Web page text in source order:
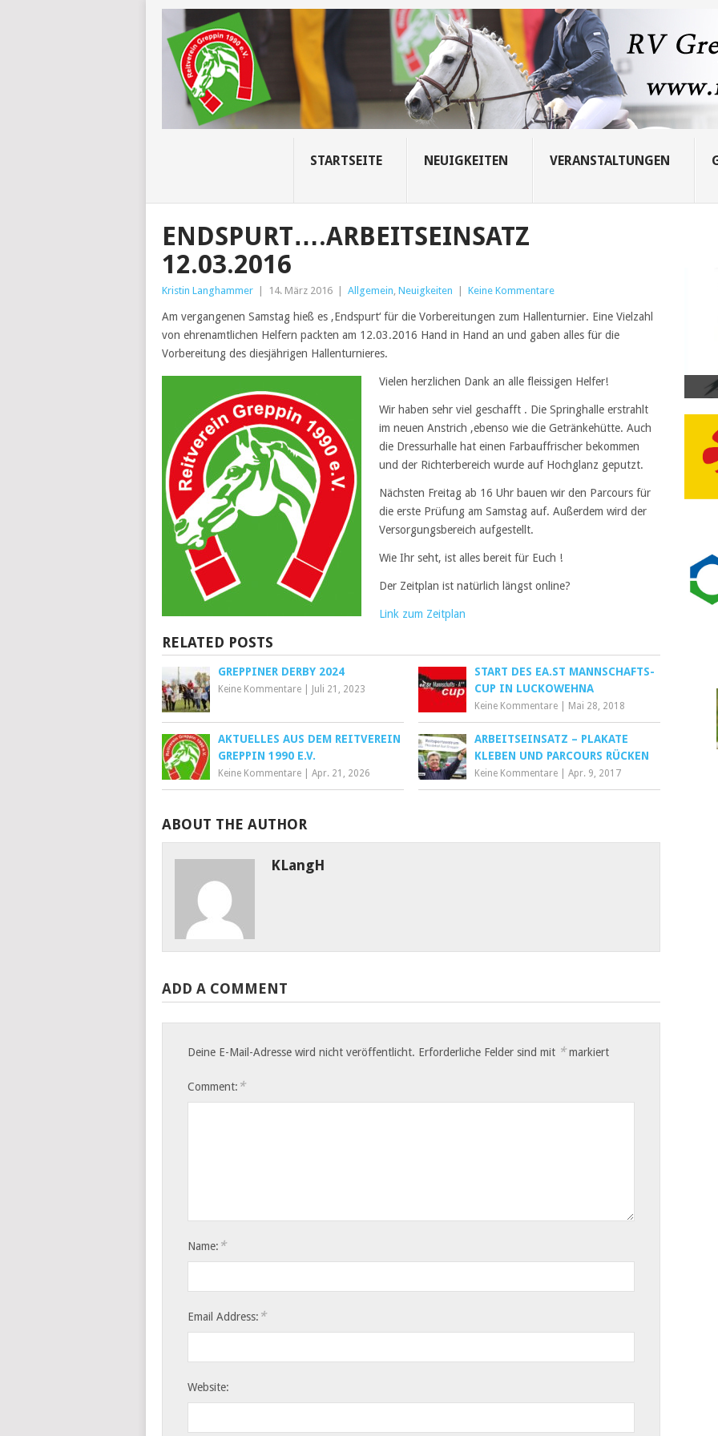
STARTSEITE NEUIGKEITEN VERANSTALTUNGEN
ENDSPURT….ARBEITSEINSATZ
12.03.2016
Kristin Langhammer 14. März 2016 Allgemein, Neuigkeiten Keine Kommentare
Am vergangenen Samstag hieß es ‚Endspurt‘ für die Vorbereitungen zum Hallenturnier. Eine Vielzahl
von ehrenamtlichen Helfern packten am 12.03.2016 Hand in Hand an und gaben alles für die
Vorbereitung des diesjährigen Hallenturnieres.
Vielen herzlichen Dank an alle fleissigen Helfer!
Wir haben sehr viel geschafft . Die Springhalle erstrahlt
im neuen Anstrich ,ebenso wie die Getränkehütte. Auch
die Dressurhalle hat einen Farbauffrischer bekommen
und der Richterbereich wurde auf Hochglanz geputzt.
Nächsten Freitag ab 16 Uhr bauen wir den Parcours für
die erste Prüfung am Samstag auf. Außerdem wird der
Versorgungsbereich aufgestellt.
Wie Ihr seht, ist alles bereit für Euch !
Der Zeitplan ist natürlich längst online?
Link zum Zeitplan
RELATED POSTS
GREPPINER DERBY 2024
Keine Kommentare Juli 21, 2023
START DES EA.ST MANNSCHAFTS-
CUP IN LUCKOWEHNA
Keine Kommentare Mai 28, 2018
AKTUELLES AUS DEM REITVEREIN
GREPPIN 1990 E.V.
Keine Kommentare Apr. 21, 2026
ARBEITSEINSATZ – PLAKATE
KLEBEN UND PARCOURS RÜCKEN
Keine Kommentare |Apr. 9, 2017
ABOUT THE AUTHOR
KLangH
ADD A COMMENT
Deine E-Mail-Adresse wird nicht veröffentlicht. Erforderliche Felder sind mit *markiert
Comment: *
Name: *
Email Address: *
Website: